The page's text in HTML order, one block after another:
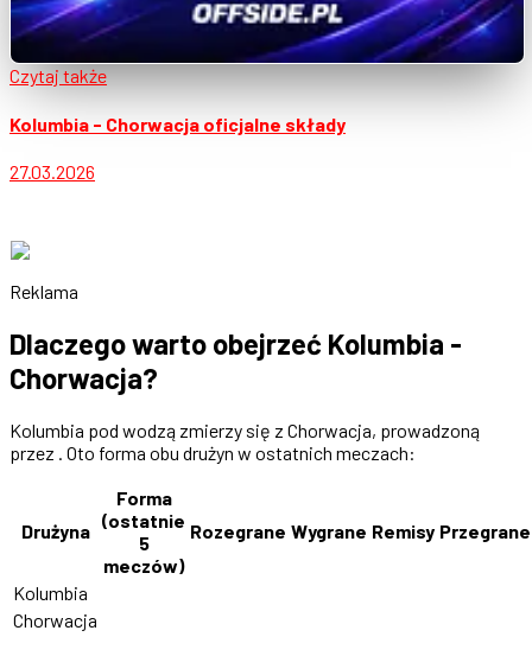
Czytaj także
Kolumbia - Chorwacja oficjalne składy
27.03.2026
Reklama
Dlaczego warto obejrzeć Kolumbia -
Chorwacja?
Kolumbia pod wodzą zmierzy się z Chorwacja, prowadzoną
przez . Oto forma obu drużyn w ostatnich meczach:
Drużyna
Forma
(ostatnie
5
meczów)
Rozegrane Wygrane Remisy Przegrane
Kolumbia
Chorwacja